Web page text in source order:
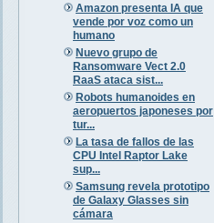
Amazon presenta IA que
vende por voz como un
humano
Nuevo grupo de
Ransomware Vect 2.0
RaaS ataca sist...
Robots humanoides en
aeropuertos japoneses por
tur...
La tasa de fallos de las
CPU Intel Raptor Lake
sup...
Samsung revela prototipo
de Galaxy Glasses sin
cámara